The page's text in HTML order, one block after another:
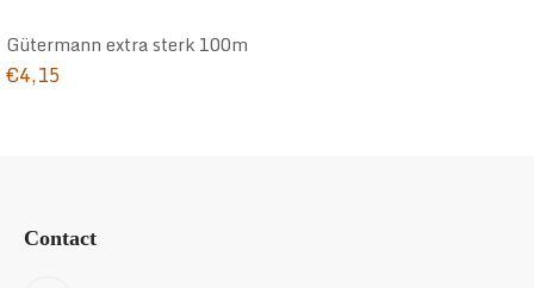
Gütermann extra sterk 100m
€4,15
Contact